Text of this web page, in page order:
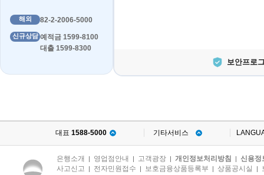
해외 82-2-2006-5000
신규상담 예적금 1599-8100
대출 1599-8300
보안프로
대표 1588-5000 기타서비스
은행소개 | 영업점안내 | 고객광장 | 개인정보처리방침 | 신용정
사고신고 | 전자민원접수 | 보호금융상품등록부 | 상품공시실 |